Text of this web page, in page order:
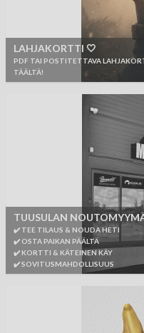
LAHJAKORTTI 🤍
PDF TAI POSTITETTAVA
TÄÄLTÄ!
TUUSULAN
✔️ TEE TILAUS & NOUDA HETI
✔️ OSTA PAIKAN PÄÄLTÄ
✔️ KORTTI & KÄTEINEN KÄY
✔️ SOVITUSMAHDOLLISUUS